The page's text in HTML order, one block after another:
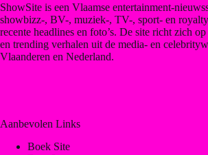
ShowSite is een Vlaamse entertainment-
showbizz-, BV-, muziek-, TV-, sport- en
recente headlines en foto’s. De site richt zich op
en trending verhalen uit de media- en
Vlaanderen en Nederland.
Aanbevolen Links
Boek Site